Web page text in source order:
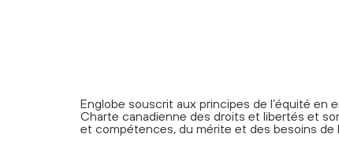
Englobe souscrit aux principes de l’équité en
Charte canadienne des droits et libertés et
et compétences, du mérite et des besoins de